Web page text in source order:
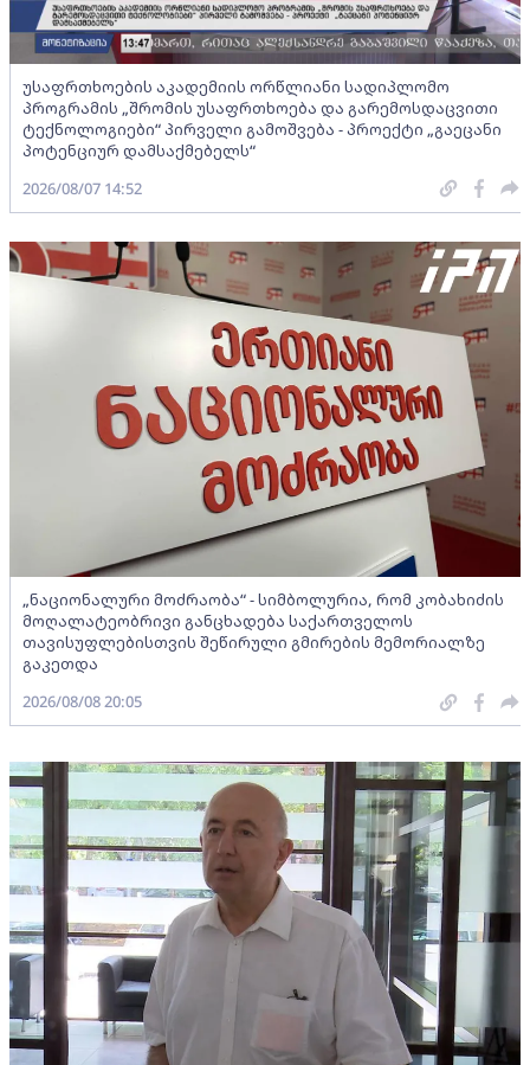
უსაფრთხოების აკადემიის ორწლიანი სადიპლომო
პროგრამის „შრომის უსაფრთხოება და გარემოსდაცვითი
ტექნოლოგიები“ პირველი გამოშვება - პროექტი „გაეცანი
პოტენციურ დამსაქმებელს“
2026/08/07 14:52
„ნაციონალური მოძრაობა“ - სიმბოლურია, რომ კობახიძის
მოღალატეობრივი განცხადება საქართველოს
თავისუფლებისთვის შეწირული გმირების მემორიალზე
გაკეთდა
2026/08/08 20:05